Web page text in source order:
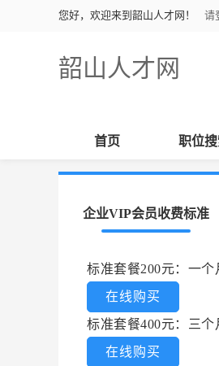
您好，欢迎来到韶山人才网！ 请
韶山人才网
首页 职位
企业VIP会员收费标准
标准套餐200元：一个
在线购买
标准套餐400元：三个
在线购买